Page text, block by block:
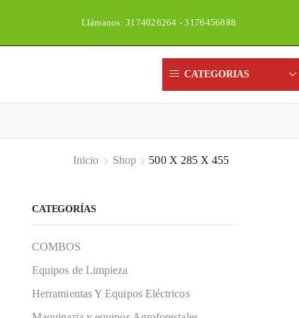
Llámanos: 3174026264 - 3176456888
CATEGORIAS
Inicio Shop 500 X 285 X 455
CATEGORÍAS
COMBOS
Equipos de Limpieza
Herramientas Y Equipos Eléctricos